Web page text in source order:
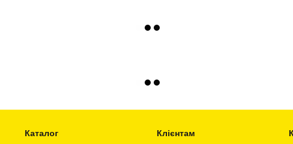
Каталог Клієнтам